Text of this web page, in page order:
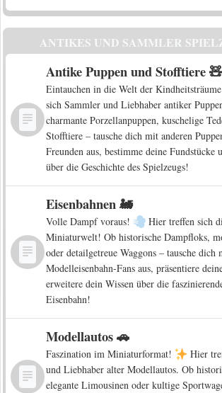
ANTIKES UND SAMMLER
Antike Puppen und Stofftiere 🧸
Eintauchen in die Welt der
sich Sammler und Liebhaber antiker
charmante Porzellanpuppen, kuschelige
Stofftiere – tausche dich mit anderen
Freunden aus, bestimme deine Fundstücke
über die Geschichte des Spielzeugs!
Eisenbahnen 🚂
Volle Dampf voraus!
Hier treffen sich
Miniaturwelt! Ob historische Dampfloks,
oder detailgetreue Waggons – tausche dich
Modelleisenbahn-Fans aus, präsentiere
erweitere dein Wissen über die
Eisenbahn!
Modellautos 🚗
Faszination im Miniaturformat!
Hier
und Liebhaber alter Modellautos. Ob
elegante Limousinen oder kultige